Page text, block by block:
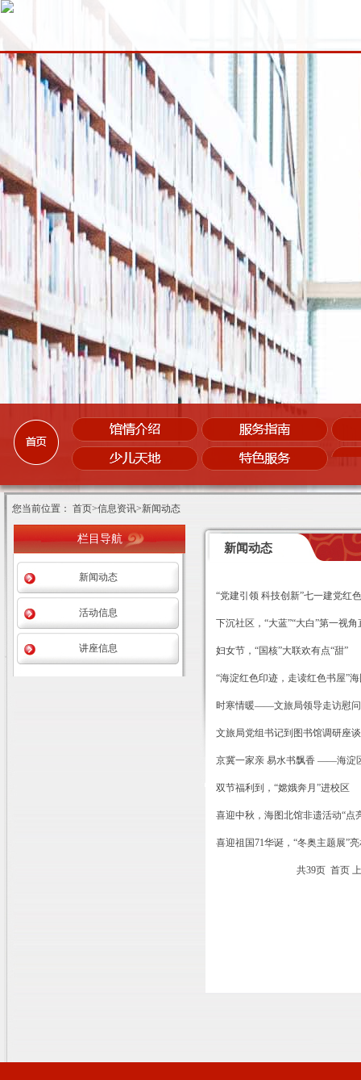
您当前位置： 首页>信息资讯>新闻动态
栏目导航
新闻动态
活动信息
讲座信息
新闻动态
“党建引领 科技创新”七一建党红
下沉社区，“大蓝”“大白”第一视角
妇女节，“国核”大联欢有点“甜”
“海淀红色印迹，走读红色书屋”
时寒情暖——文旅局领导走访慰
文旅局党组书记到图书馆调研座谈
京冀一家亲 易水书飘香 ——海淀
双节福利到，“嫦娥奔月”进校区
喜迎中秋，海图北馆非遗活动“点
喜迎祖国71华诞，“冬奥主题展”
共39页 首页